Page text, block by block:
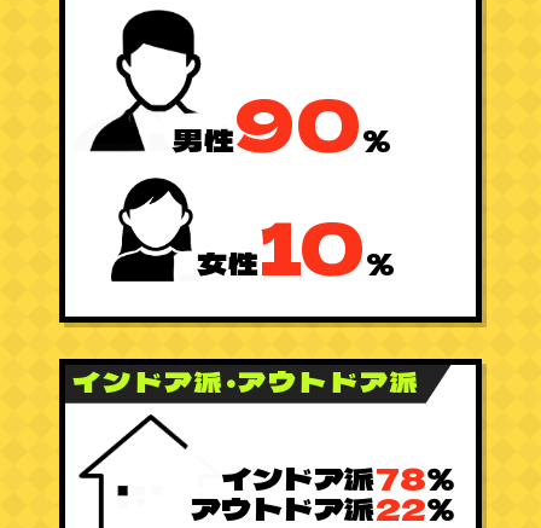
男性90%
女性10%
インドア派・アウトドア派
インドア派78％
アウトドア派22％